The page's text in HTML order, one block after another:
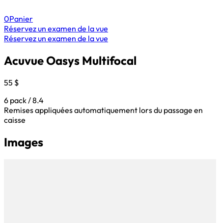
0Panier
Réservez un examen de la vue
Réservez un examen de la vue
Acuvue Oasys Multifocal
55 $
6 pack / 8.4
Remises appliquées automatiquement lors du passage en
caisse
Images